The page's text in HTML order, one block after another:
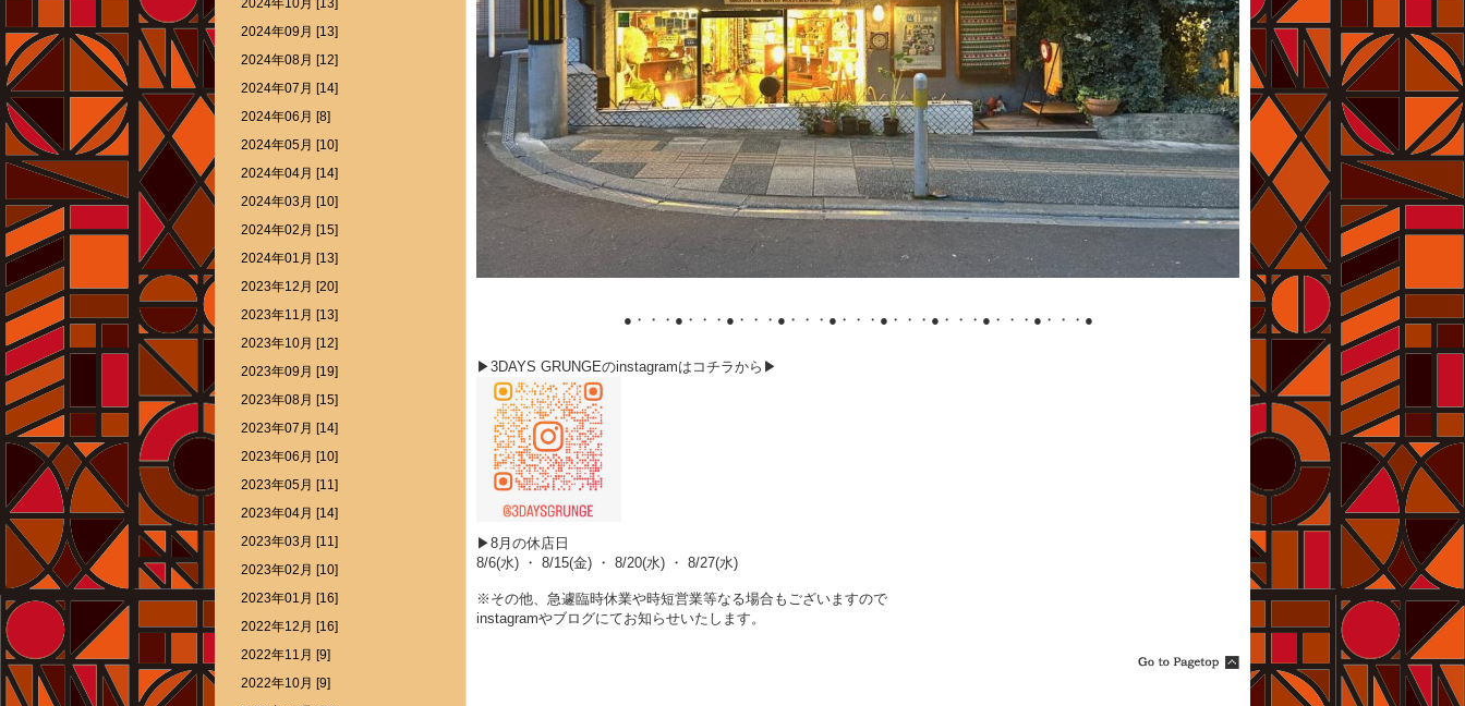
●・・・●・・・●・・・●・・・●・・・●・・・●・・・●・・・●・・・●
▶3DAYS GRUNGEのinstagramはコチラから▶
▶8月の休店日
8/6(水) ・ 8/15(金) ・ 8/20(水) ・ 8/27(水)
※その他、急遽臨時休業や時短営業等なる場合もございますので
instagramやブログにてお知らせいたします。
2024年10月 [13]
2024年09月 [13]
2024年08月 [12]
2024年07月 [14]
2024年06月 [8]
2024年05月 [10]
2024年04月 [14]
2024年03月 [10]
2024年02月 [15]
2024年01月 [13]
2023年12月 [20]
2023年11月 [13]
2023年10月 [12]
2023年09月 [19]
2023年08月 [15]
2023年07月 [14]
2023年06月 [10]
2023年05月 [11]
2023年04月 [14]
2023年03月 [11]
2023年02月 [10]
2023年01月 [16]
2022年12月 [16]
2022年11月 [9]
2022年10月 [9]